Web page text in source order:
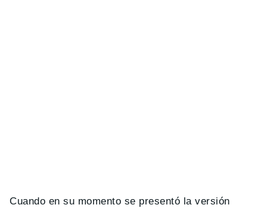
Cuando en su momento se presentó la versión